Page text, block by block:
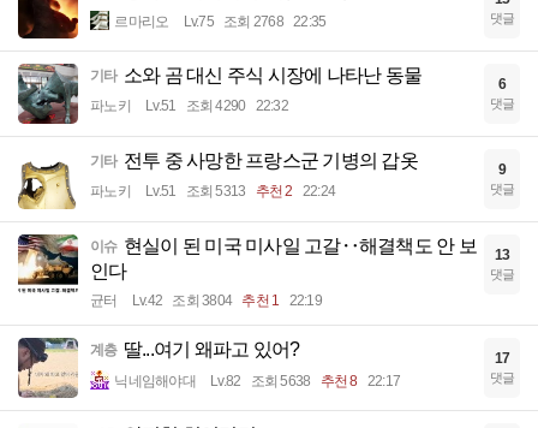
르마리오 Lv.75 조회 2768 22:35 댓글
기타 소와 곰 대신 주식 시장에 나타난 동물
파노키 Lv.51 조회 4290 22:32
6
댓글
기타 전투 중 사망한 프랑스군 기병의 갑옷
파노키 Lv.51 조회 5313 추천 2 22:24
9
댓글
이슈 현실이 된 미국 미사일 고갈‥해결책도 안 보
인다
균터 Lv.42 조회 3804 추천 1 22:19
13
댓글
계층 딸...여기 왜파고 있어?
닉네임해야대 Lv.82 조회 5638 추천 8 22:17
17
댓글